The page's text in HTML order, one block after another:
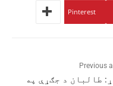
Pinterest
Previous
طالبان د جګړې په